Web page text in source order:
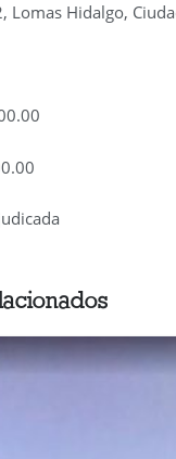
Lomas Hidalgo,